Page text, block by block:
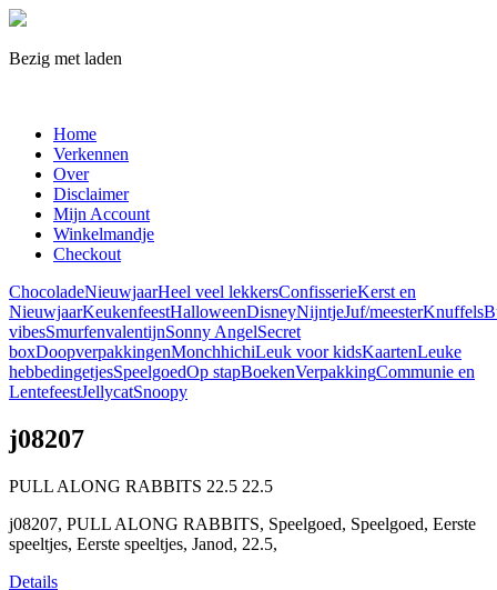
Bezig met laden
Home
Verkennen
Over
Disclaimer
Mijn Account
Winkelmandje
Checkout
ChocoladeNieuwjaarHeel veel lekkersConfisserieKerst en
NieuwjaarKeukenfeestHalloweenDisneyNijntjeJuf/meesterKnuffels
vibesSmurfenvalentijnSonny AngelSecret
boxDoopverpakkingenMonchhichiLeuk voor kidsKaartenLeuke
hebbedingetjesSpeelgoedOp stapBoekenVerpakkingCommunie en
LentefeestJellycatSnoopy
j08207
PULL ALONG RABBITS 22.5 22.5
j08207, PULL ALONG RABBITS, Speelgoed, Speelgoed, Eerste
speeltjes, Eerste speeltjes, Janod, 22.5,
Details